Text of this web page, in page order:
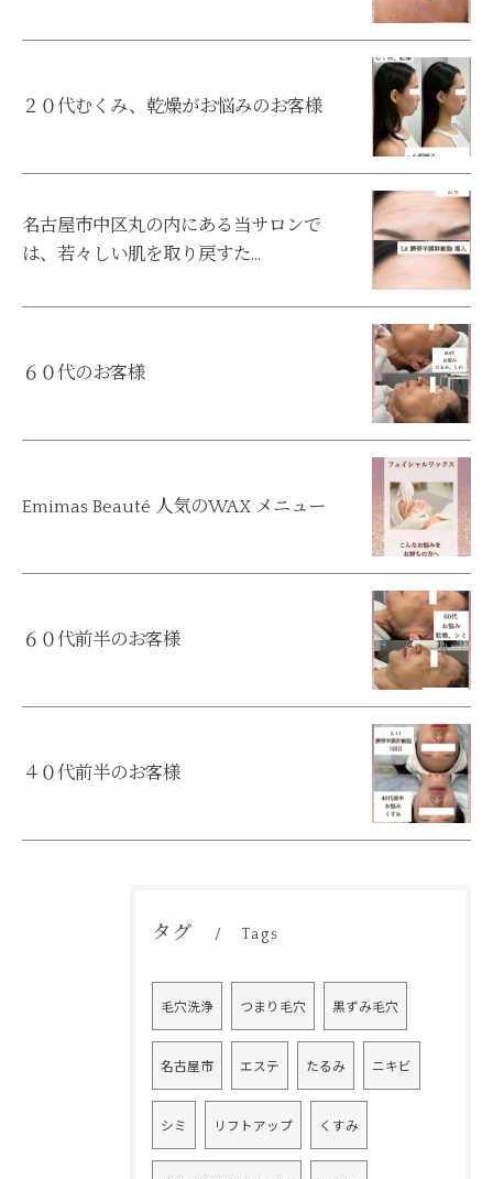
２０代むくみ、乾燥がお悩みのお客様
名古屋市中区丸の内にある当サロンで
は、若々しい肌を取り戻すた...
６０代のお客様
Emimas Beauté 人気のWAX メニュー
６０代前半のお客様
４０代前半のお客様
タグ Tags
毛穴洗浄 つまり毛穴 黒ずみ毛穴
名古屋市 エステ たるみ ニキビ
シミ リフトアップ くすみ
ご予約はこちら